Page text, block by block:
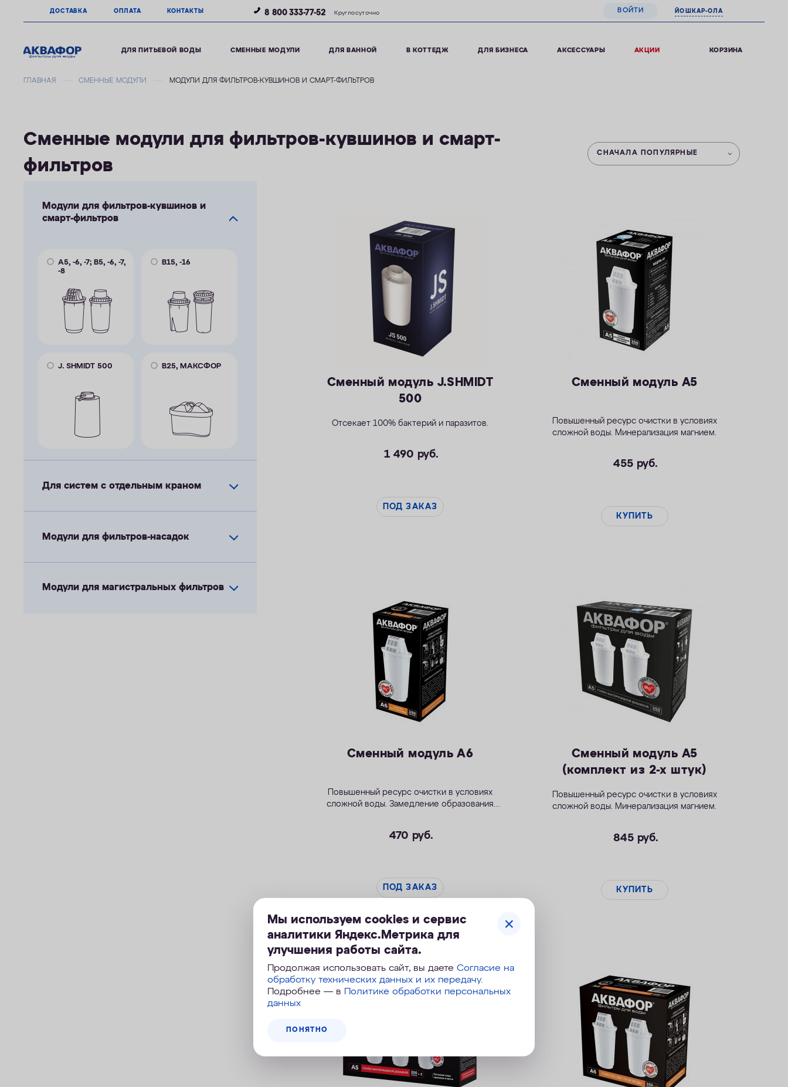
ДОСТАВКА ОПЛАТА КОНТАКТЫ 8 800 333-77-52 Круглосуточно ВОЙТИ ЙОШКАР-ОЛА
ДЛЯ ПИТЬЕВОЙ ВОДЫ СМЕННЫЕ МОДУЛИ ДЛЯ ВАННОЙ В КОТТЕДЖ ДЛЯ БИЗНЕСА АКСЕССУАРЫ АКЦИИ КОРЗИНА
ГЛАВНАЯ СМЕННЫЕ МОДУЛИ МОДУЛИ ДЛЯ ФИЛЬТРОВ-КУВШИНОВ И СМАРТ-ФИЛЬТРОВ
Сменные модули для фильтров-кувшинов и смарт-
фильтров
Модули для фильтров-кувшинов и
смарт-фильтров
А5, -6, -7; В5, -6, -7,
-8
В15, -16
J. SHMIDT 500 В25, МАКСФОР
Для систем с отдельным краном
Модули для фильтров-насадок
Модули для магистральных фильтров
СНАЧАЛА ПОПУЛЯРНЫЕ
Сменный модуль J.SHMIDT
500
Отсекает 100% бактерий и паразитов.
1 490 руб.
ПОД ЗАКАЗ
Сменный модуль А5
Повышенный ресурс очистки в условиях
сложной воды. Минерализация магнием.
455 руб.
КУПИТЬ
Сменный модуль А6
Повышенный ресурс очистки в условиях
сложной воды. Замедление образования
470 руб.
ПОД ЗАКАЗ
Сменный модуль А5
(комплект из 2-х штук)
Повышенный ресурс очистки в условиях
сложной воды. Минерализация магнием.
845 руб.
КУПИТЬ
Мы используем cookies и сервис
аналитики Яндекс.Метрика для
улучшения работы сайта.
Продолжая использовать сайт, вы даете Согласие на
обработку технических данных и их передачу.
Подробнее — в Политике обработки персональных
данных
ПОНЯТНО